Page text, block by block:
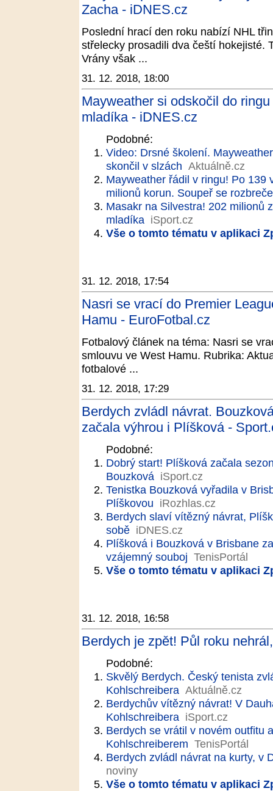
Zacha - iDNES.cz
Poslední hrací den roku nabízí NHL
střelecky prosadili dva čeští hokejisté.
Vrány však ...
31. 12. 2018, 18:00
Mayweather si odskočil do
mladíka - iDNES.cz
Podobné:
Video: Drsné školení.
skončil v slzách Aktuálně.cz
Mayweather řádil v ringu! Po 139
milionů korun. Soupeř se
Masakr na Silvestra! 202 milionů
mladíka iSport.cz
Vše o tomto tématu v aplikaci
31. 12. 2018, 17:54
Nasri se vrací do Premier
Hamu - EuroFotbal.cz
Fotbalový článek na téma: Nasri se
smlouvu ve West Hamu. Rubrika:
fotbalové ...
31. 12. 2018, 17:29
Berdych zvládl návrat.
začala výhrou i Plíšková -
Podobné:
Dobrý start! Plíšková začala
Bouzková iSport.cz
Tenistka Bouzková vyřadila v
Plíškovou iRozhlas.cz
Berdych slaví vítězný návrat,
sobě iDNES.cz
Plíšková i Bouzková v Brisbane
vzájemný souboj TenisPortál
Vše o tomto tématu v aplikaci
31. 12. 2018, 16:58
Berdych je zpět! Půl roku
Podobné:
Skvělý Berdych. Český tenista
Kohlschreibera Aktuálně.cz
Berdychův vítězný návrat! V
Kohlschreibera iSport.cz
Berdych se vrátil v novém outfitu
Kohlschreiberem TenisPortál
Berdych zvládl návrat na kurty, v
noviny
Vše o tomto tématu v aplikaci